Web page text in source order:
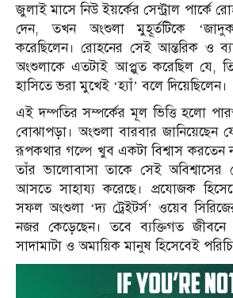
জুলাই মাসে নিউ ইয়র্কের সেন্ট্রাল পার্কে
দেন, তখন অংশুলা মুহূর্তটিকে
করেছিলেন। রোহনের সেই আন্তরিক ও
অংশুলাকে এতটাই আপ্লুত করেছিল যে,
হাসিতে ভরা মুখেই ‘হ্যাঁ’ বলে দিয়েছিলেন।
এই দম্পতির সম্পর্কের মূল ভিত্তি হলো
বোঝাপড়া। অংশুলা বারবার
রূপকথার গল্পে খুব একটা বিশ্বাস করতেন
তাঁর ভালোবাসা তাকে সেই অবিশ্বাসের
আসতে সাহায্য করেছে। প্রযোজক
সফল অংশুলা ‘দ্য ট্রেইটর্স’ ওয়েব
নজর কেড়েছেন। তবে ব্যক্তিগত
সাদামাটা ও অমায়িক মানুষ হিসেবেই